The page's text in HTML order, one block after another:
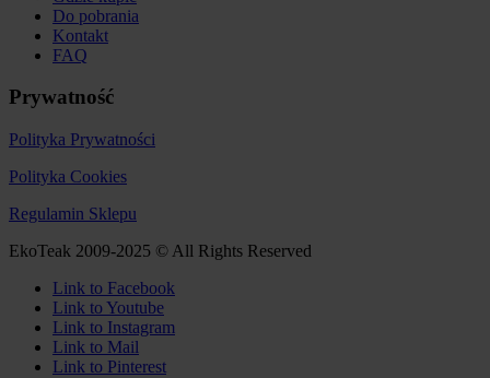
Do pobrania
Kontakt
FAQ
Prywatność
Polityka Prywatności
Polityka Cookies
Regulamin Sklepu
EkoTeak 2009-2025 © All Rights Reserved
Link to Facebook
Link to Youtube
Link to Instagram
Link to Mail
Link to Pinterest